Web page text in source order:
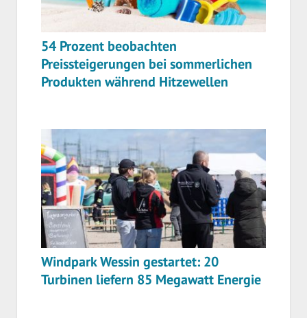
54 Prozent beobachten
Preissteigerungen bei sommerlichen
Produkten während Hitzewellen
Windpark Wessin gestartet: 20
Turbinen liefern 85 Megawatt Energie